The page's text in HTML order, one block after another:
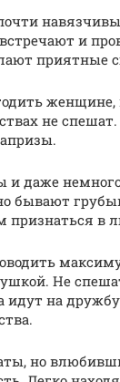
и
приятные
женщине,
не
и даже
бывают
признаться в
Не
идут на
но